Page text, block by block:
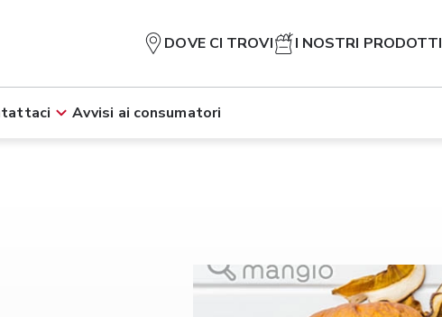
DOVE CI TROVI I NOSTRI PRODOTTI
Avvisi ai consumatori